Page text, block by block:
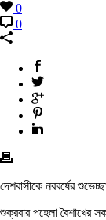
0
0
দেশবাসীকে নববর্ষের
শুক্রবার পহেলা বৈশাখের